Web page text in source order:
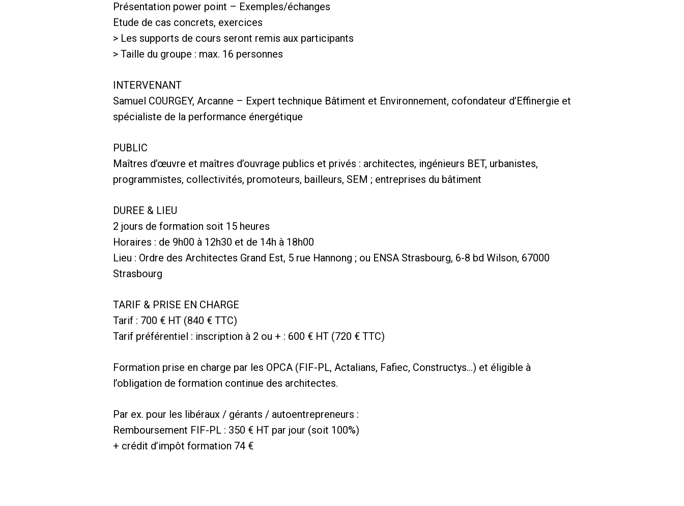
Présentation power point – Exemples/échanges
Etude de cas concrets, exercices
> Les supports de cours seront remis aux participants
> Taille du groupe : max. 16 personnes
INTERVENANT
Samuel COURGEY, Arcanne – Expert technique Bâtiment et Environnement, cofondateur d’Effinergie et
spécialiste de la performance énergétique
PUBLIC
Maîtres d’œuvre et maîtres d’ouvrage publics et privés : architectes, ingénieurs BET, urbanistes,
programmistes, collectivités, promoteurs, bailleurs, SEM ; entreprises du bâtiment
DUREE & LIEU
2 jours de formation soit 15 heures
Horaires : de 9h00 à 12h30 et de 14h à 18h00
Lieu : Ordre des Architectes Grand Est, 5 rue Hannong ; ou ENSA Strasbourg, 6-8 bd Wilson, 67000
Strasbourg
TARIF & PRISE EN CHARGE
Tarif : 700 € HT (840 € TTC)
Tarif préférentiel : inscription à 2 ou + : 600 € HT (720 € TTC)
Formation prise en charge par les OPCA (FIF-PL, Actalians, Fafiec, Constructys…) et éligible à
l’obligation de formation continue des architectes.
Par ex. pour les libéraux / gérants / autoentrepreneurs :
Remboursement FIF-PL : 350 € HT par jour (soit 100%)
+ crédit d’impôt formation 74 €